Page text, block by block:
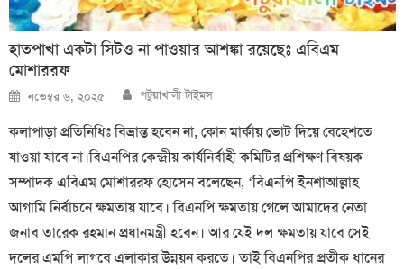
হাতপাখা একটা সিটও না পাওয়ার আশঙ্কা রয়েছেঃ এবিএম
মোশাররফ
Posted
on
নভেম্বর ৬, ২০২৫ Author
পটুয়াখালী টাইমস
কলাপাড়া প্রতিনিধিঃ বিভ্রান্ত হবেন না, কোন মার্কায় ভোট দিয়ে বেহেশতে
যাওয়া যাবে না।বিএনপির কেন্দ্রীয় কার্যনির্বাহী কমিটির প্রশিক্ষণ বিষয়ক
সম্পাদক এবিএম মোশাররফ হোসেন বলেছেন, ‘বিএনপি ইনশাআল্লাহ
আগামি নির্বাচনে ক্ষমতায় যাবে। বিএনপি ক্ষমতায় গেলে আমাদের নেতা
জনাব তারেক রহমান প্রধানমন্ত্রী হবেন। আর যেই দল ক্ষমতায় যাবে সেই
দলের এমপি লাগবে এলাকার উন্নয়ন করতে। তাই বিএনপির প্রতীক ধানের